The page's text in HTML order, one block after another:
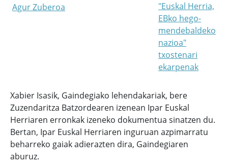
Agur Zuberoa
"Euskal Herria,
EBko hego-
mendebaldeko
nazioa"
txostenari
ekarpenak
Xabier Isasik, Gaindegiako lehendakariak, bere
Zuzendaritza Batzordearen izenean Ipar Euskal
Herriaren erronkak izeneko dokumentua sinatzen du.
Bertan, Ipar Euskal Herriaren inguruan azpimarratu
beharreko gaiak adierazten dira, Gaindegiaren
aburuz.